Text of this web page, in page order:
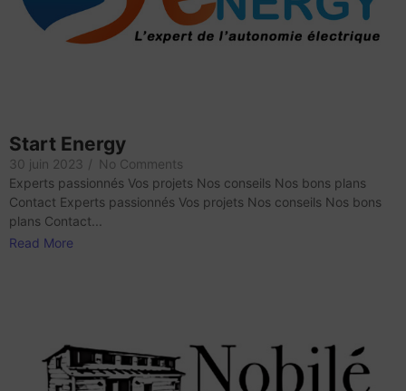
Start Energy
30 juin 2023 / No Comments
Experts passionnés Vos projets Nos conseils Nos bons plans
Contact Experts passionnés Vos projets Nos conseils Nos bons
plans Contact...
Read More